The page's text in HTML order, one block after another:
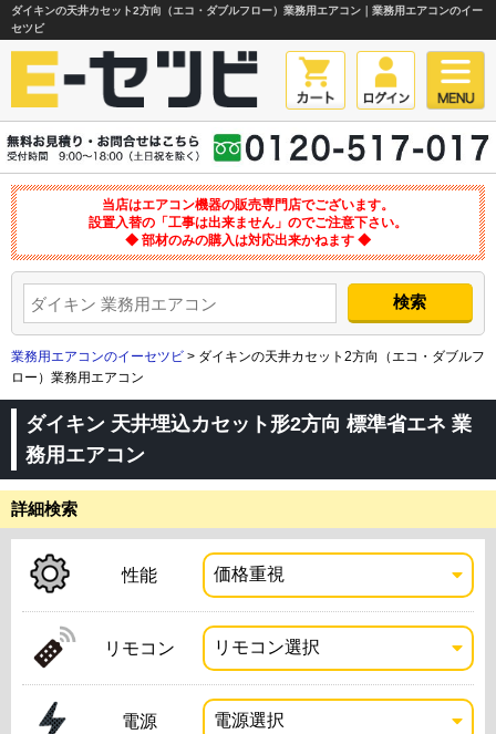
ダイキンの天井カセット2方向（エコ・ダブルフロー）業務用エアコン｜業務用エアコンのイー
セツビ
当店はエアコン機器の販売専門店でございます。
設置入替の「工事は出来ません」のでご注意下さい。
◆ 部材のみの購入は対応出来かねます ◆
業務用エアコンのイーセツビ > ダイキンの天井カセット2方向（エコ・ダブルフ
ロー）業務用エアコン
ダイキン 天井埋込カセット形2方向 標準省エネ 業
務用エアコン
詳細検索
性能
リモコン
電源